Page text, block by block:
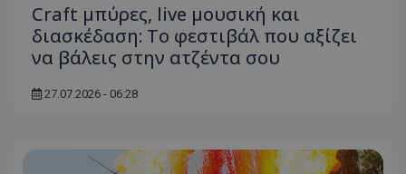
Craft μπύρες, live μουσική και
διασκέδαση: Το φεστιβάλ που αξίζει
να βάλεις στην ατζέντα σου
27.07.2026 - 06:28
VISITOR_PRIVACY_METADATA
YouTube
.youtube.com